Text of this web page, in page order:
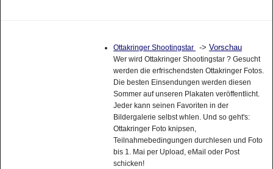
Ottakringer Shootingstar -> Vorschau
Wer wird Ottakringer Shootingstar ? Gesucht
werden die erfrischendsten Ottakringer Fotos.
Die besten Einsendungen werden diesen
Sommer auf unseren Plakaten veröffentlicht.
Jeder kann seinen Favoriten in der
Bildergalerie selbst whlen. Und so geht's:
Ottakringer Foto knipsen,
Teilnahmebedingungen durchlesen und Foto
bis 1. Mai per Upload, eMail oder Post
schicken!